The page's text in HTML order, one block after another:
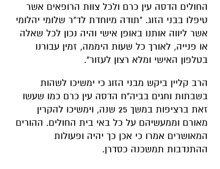
החולים הדסה עין כרם ולכל צוות הרופאים אשר
טיפלו בבני הזוג. "תודה מיוחדת לד"ר שלומי יהלומי
אשר ליווה אותנו באופן אישי והיה נכון לכל שאלה
או פנייה, לאורך כל שעות היממה, זמין עבורנו
בטלפון האישי ומלא רצון לעזור".
הרב קליין ביקש מבני הזוג כי ימשיכו לשהות
בשבתות וחגים בביה"ח הדסה עין כרם כמו שעשו
זאת ברציפות במשך 25 שנה, וימשיכו להקרין
מאורם וממעשיהם על כל באי בית החולים. ההורים
המאושרים אמרו כי אכן כך יהיה ופעולות
ההתנדבות תמשכנה כסדרן.